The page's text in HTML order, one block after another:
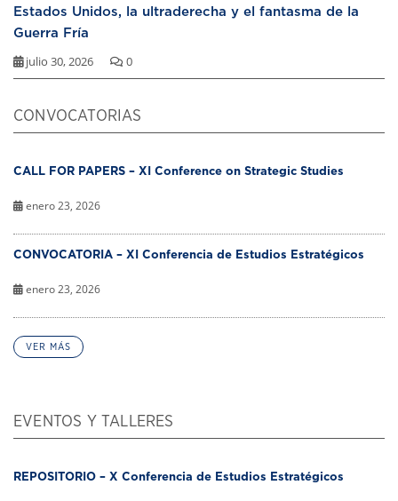
Estados Unidos, la ultraderecha y el fantasma de la
Guerra Fría
julio 30, 2026 0
CONVOCATORIAS
CALL FOR PAPERS – XI Conference on Strategic Studies
enero 23, 2026
CONVOCATORIA – XI Conferencia de Estudios Estratégicos
enero 23, 2026
VER MÁS
EVENTOS Y TALLERES
REPOSITORIO – X Conferencia de Estudios Estratégicos